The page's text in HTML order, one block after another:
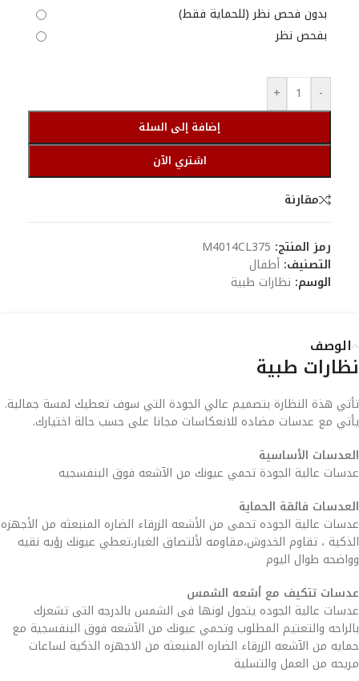
بدون فحص نظر (للحماية فقط)
بفحص نظر
-
+
إضافة إلى السلة
اشتري الآن
مقارنة
رمز المنتج: M4014CL375
التصنيف: أطفال
الوسم: نظارات طبية
الوصف
نظارات طبية
تأتي هذة النظارة بتصميم عالي الجودة التي سوف تعطيك لمسة جمالية.
يأتي مع عدسات مضاده للانعكاسات مجانا على حسب حالة اختيارك.
العدسات الأساسية
عدسات عالية الجودة تحمي عيونك من الآشعه فوق البنفسجيه
العدسات فائقة الحماية
عدسات عالية الجوده تحمى من الأشعه الزرقاء الضاره المنبعثه من الأجهزه
الذكية ، تقاوم الخدوش،مقاومه لألتصاق الغبار،تعطي عيونك رؤيه نقيه
وواضحه طوال اليوم
عدسات تتكيف مع أشعه الشمس
عدسات عالية الجوده يتحول لونها فى الشمس بالدرجه التى تشعرك
بالراحه والتعتيم المطلوب وتحمي عيونك من الآشعه فوق البنفسجية مع
حمايه من الآشعه الزرقاء الضاره المنبعثه من الاجهزه الذكية لساعات
مريحه من العمل والتسلية